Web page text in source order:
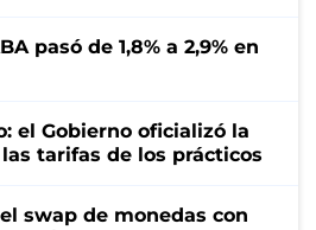
pasó de 1,8% a 2,9% en
el Gobierno oficializó la
tarifas de los prácticos
swap de monedas con